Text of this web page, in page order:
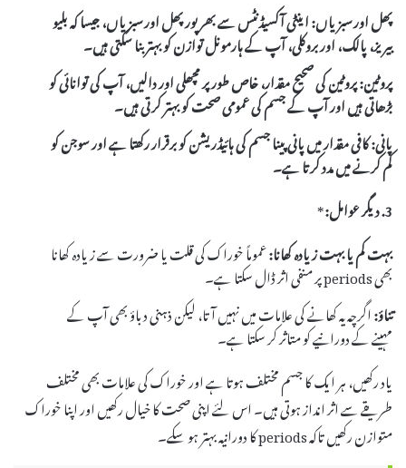
پھل اور سبزیاں:اینٹی آکسیڈنٹس سے بھرپور پھل اور سبزیاں، جیسا کہ بلیو
بیریز، پالک، اور بروکلی، آپ کے ہارمونل توازن کو بہتر بنا سکتی ہیں۔
پروٹین:پروٹین کی صحیح مقدار، خاص طور پر مچھلی اور دالیں، آپ کی توانائی کو
بڑھاتی ہیں اور آپ کے جسم کی عمومی صحت کو بہتر کرتی ہیں۔
پانی:کافی مقدار میں پانی پینا جسم کی ہائیڈریشن کو برقرار رکھتا ہے اور سوجن کو
کم کرنے میں مدد کرتا ہے۔
3. دیگر عوامل:
*
بہت کم یا بہت زیادہ کھانا:عموماً خوراک کی قلت یا ضرورت سے زیادہ کھانا
بھی periods پر منفی اثر ڈال سکتا ہے۔
تناؤ:اگرچہ یہ کھانے کی علامات میں نہیں آتا، لیکن ذہنی دباؤ بھی آپ کے
مہینے کے دورانیے کو متاثر کر سکتا ہے۔
یاد رکھیں، ہر ایک کا جسم مختلف ہوتا ہے اور خوراک کی علامات بھی مختلف
طریقے سے اثر انداز ہوتی ہیں۔ اس لئے اپنی صحت کا خیال رکھیں اور اپنا خوراک
متوازن رکھیں تاکہ periods کا دورانیہ بہتر ہو سکے۔